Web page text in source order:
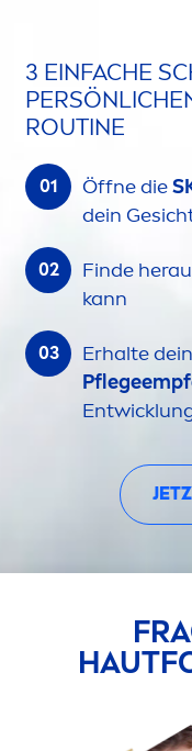
3 EINFACHE
ROUTINE
Öffne die
dein
Finde
kann
Erhalte